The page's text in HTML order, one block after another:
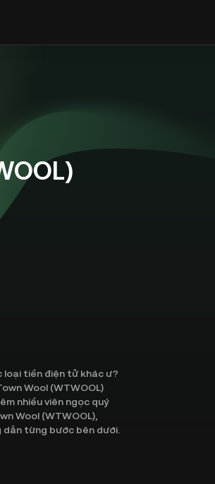
loại tiền điện tử khác ư?
Wool (WTWOOL)
nhiều viên ngọc quý
Wool (WTWOOL),
từng bước bên dưới.